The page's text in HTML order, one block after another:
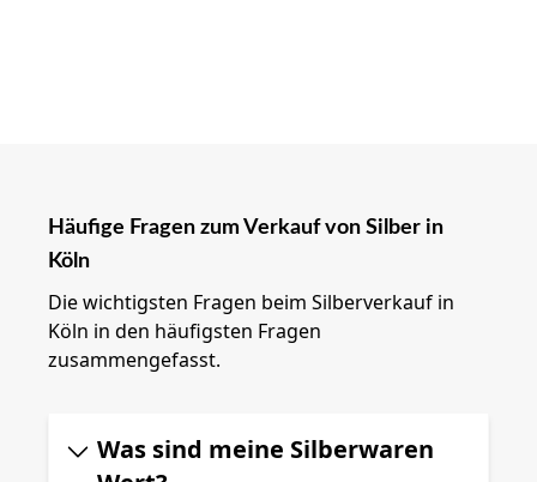
Häufige Fragen zum Verkauf von Silber in
Köln
Die wichtigsten Fragen beim Silberverkauf in
Köln in den häufigsten Fragen
zusammengefasst.
Was sind meine Silberwaren